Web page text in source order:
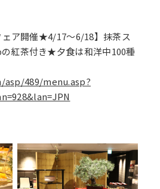
ア開催★4/17～6/18】抹茶ス
紅茶付き★夕食は和洋中100種
489/menu.asp?